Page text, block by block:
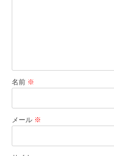
名前 ※
メール ※